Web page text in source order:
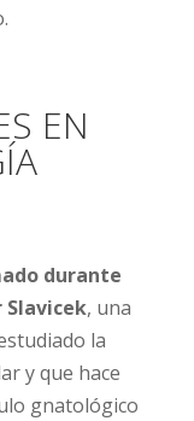
EN
durante
Slavicek, una
la
y que hace
gnatológico